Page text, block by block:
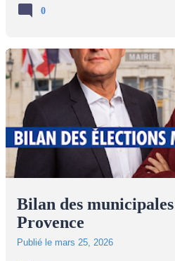
0
Bilan des
Provence
Publié le mars 25, 2026